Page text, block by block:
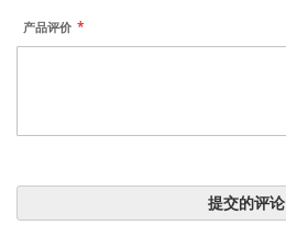
产品评价
提交的评论